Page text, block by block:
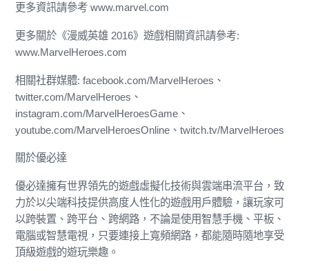
更多資訊請參考 www.marvel.com
更多關於《漫威英雄 2016》遊戲相關資訊請參考:
www.MarvelHeroes.com
相關社群媒體: facebook.com/MarvelHeroes、
twitter.com/MarvelHeroes、
instagram.com/MarvelHeroesGame、
youtube.com/MarvelHeroesOnline、twitch.tv/MarvelHeroes
關於優必達
優必達擁有世界領先的遊戲虛擬化技術與雲端串流平台，致
力於以尖端科技提供高度人性化的遊戲用戶體驗，讓玩家可
以跨裝置、跨平台、跨網路，不論是使用智慧手機、平板、
電腦或智慧電視，只要連接上寬頻網路，都能隨時隨地享受
頂級遊戲的遊玩樂趣。